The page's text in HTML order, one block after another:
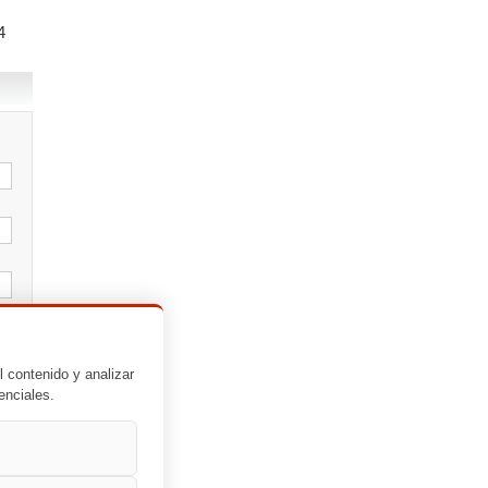
contenido y analizar